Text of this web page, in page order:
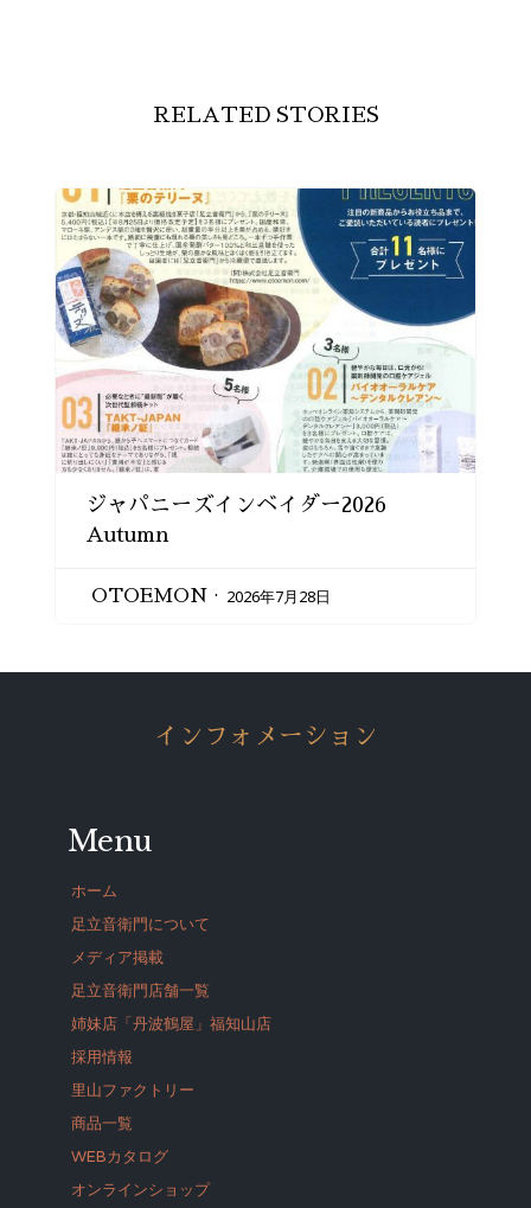
RELATED STORIES
ジャパニーズインベイダー2026
Autumn
OTOEMON 2026年7月28日
インフォメーション
Menu
ホーム
足立音衛門について
メディア掲載
足立音衛門店舗一覧
姉妹店「丹波鶴屋」福知山店
採用情報
里山ファクトリー
商品一覧
WEBカタログ
オンラインショップ